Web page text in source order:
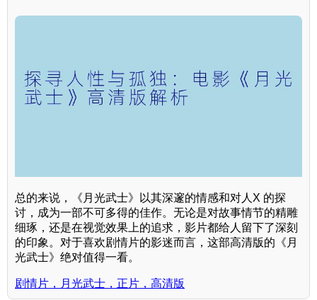
总的来说，《月光武士》以其深邃的情感和对人X 的探
讨，成为一部不可多得的佳作。无论是对故事情节的精雕
细琢，还是在视觉效果上的追求，影片都给人留下了深刻
的印象。对于喜欢剧情片的影迷而言，这部高清版的《月
光武士》绝对值得一看。
剧情片，月光武士，正片，高清版